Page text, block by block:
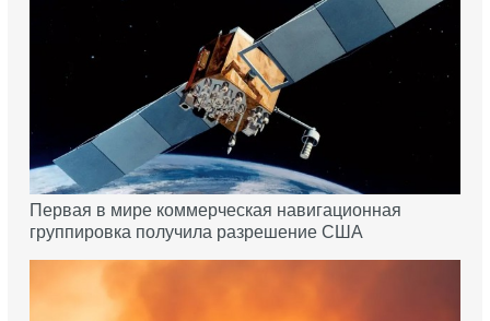
Первая в мире коммерческая навигационная
группировка получила разрешение США